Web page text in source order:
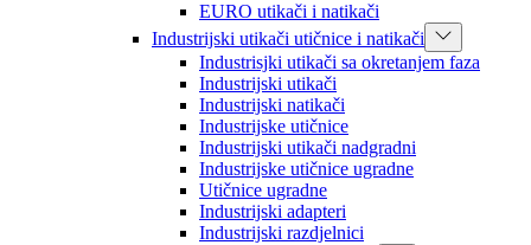
EURO utikači i natikači
Industrijski utikači utičnice i natikači
Industrisjki utikači sa okretanjem faza
Industrijski utikači
Industrijski natikači
Industrijske utičnice
Industrijski utikači nadgradni
Industrijske utičnice ugradne
Utičnice ugradne
Industrijski adapteri
Industrijski razdjelnici